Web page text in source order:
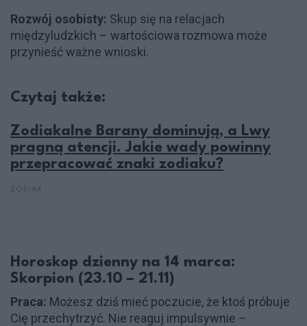
Rozwój osobisty: Skup się na relacjach
międzyludzkich – wartościowa rozmowa może
przynieść ważne wnioski.
Czytaj także:
Zodiakalne Barany dominują, a Lwy
pragną atencji. Jakie wady powinny
przepracować znaki zodiaku?
Horoskop dzienny na 14 marca:
Skorpion (23.10 – 21.11)
Praca: Możesz dziś mieć poczucie, że ktoś próbuje
Cię przechytrzyć. Nie reaguj impulsywnie –